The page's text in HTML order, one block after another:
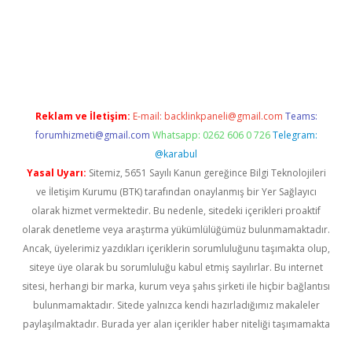
Reklam ve İletişim: E-mail: backlinkpaneli@gmail.com Teams:
forumhizmeti@gmail.com Whatsapp: 0262 606 0 726 Telegram:
@karabul
Yasal Uyarı: Sitemiz, 5651 Sayılı Kanun gereğince Bilgi Teknolojileri
ve İletişim Kurumu (BTK) tarafından onaylanmış bir Yer Sağlayıcı
olarak hizmet vermektedir. Bu nedenle, sitedeki içerikleri proaktif
olarak denetleme veya araştırma yükümlülüğümüz bulunmamaktadır.
Ancak, üyelerimiz yazdıkları içeriklerin sorumluluğunu taşımakta olup,
siteye üye olarak bu sorumluluğu kabul etmiş sayılırlar. Bu internet
sitesi, herhangi bir marka, kurum veya şahıs şirketi ile hiçbir bağlantısı
bulunmamaktadır. Sitede yalnızca kendi hazırladığımız makaleler
paylaşılmaktadır. Burada yer alan içerikler haber niteliği taşımamakta